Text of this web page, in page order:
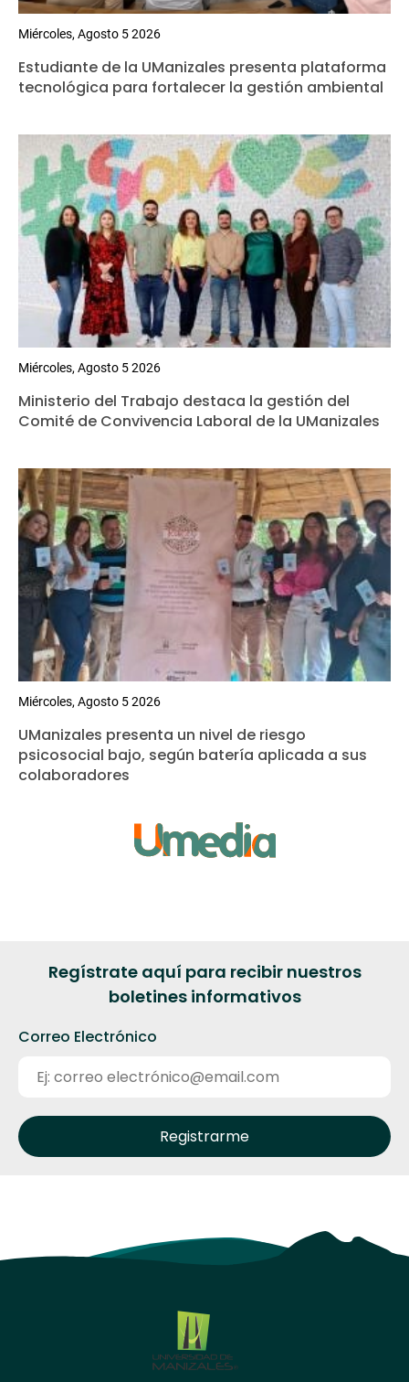
Miércoles, Agosto 5 2026
Estudiante de la UManizales presenta plataforma
tecnológica para fortalecer la gestión ambiental
Miércoles, Agosto 5 2026
Ministerio del Trabajo destaca la gestión del
Comité de Convivencia Laboral de la UManizales
Miércoles, Agosto 5 2026
UManizales presenta un nivel de riesgo
psicosocial bajo, según batería aplicada a sus
colaboradores
Regístrate aquí para recibir nuestros
boletines informativos
Correo Electrónico